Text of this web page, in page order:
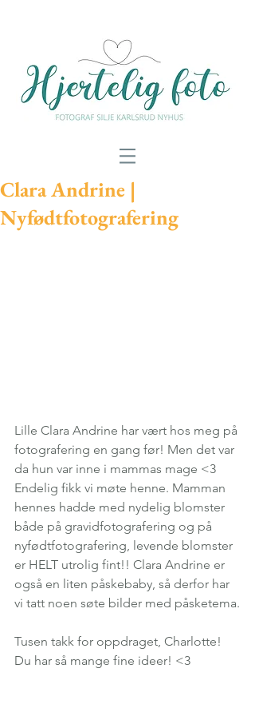
Clara Andrine |
Nyfødtfotografering
Lille Clara Andrine har vært hos meg på
fotografering en gang før! Men det var
da hun var inne i mammas mage <3
Endelig fikk vi møte henne. Mamman
hennes hadde med nydelig blomster
både på gravidfotografering og på
nyfødtfotografering, levende blomster
er HELT utrolig fint!! Clara Andrine er
også en liten påskebaby, så derfor har
vi tatt noen søte bilder med påsketema.
Tusen takk for oppdraget, Charlotte!
Du har så mange fine ideer! <3